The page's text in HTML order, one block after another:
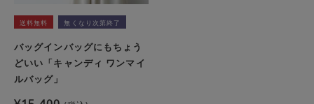
送料無料 無くなり次第終了
バッグインバッグにもちょう
どいい「キャンディ ワンマイ
ルバッグ」